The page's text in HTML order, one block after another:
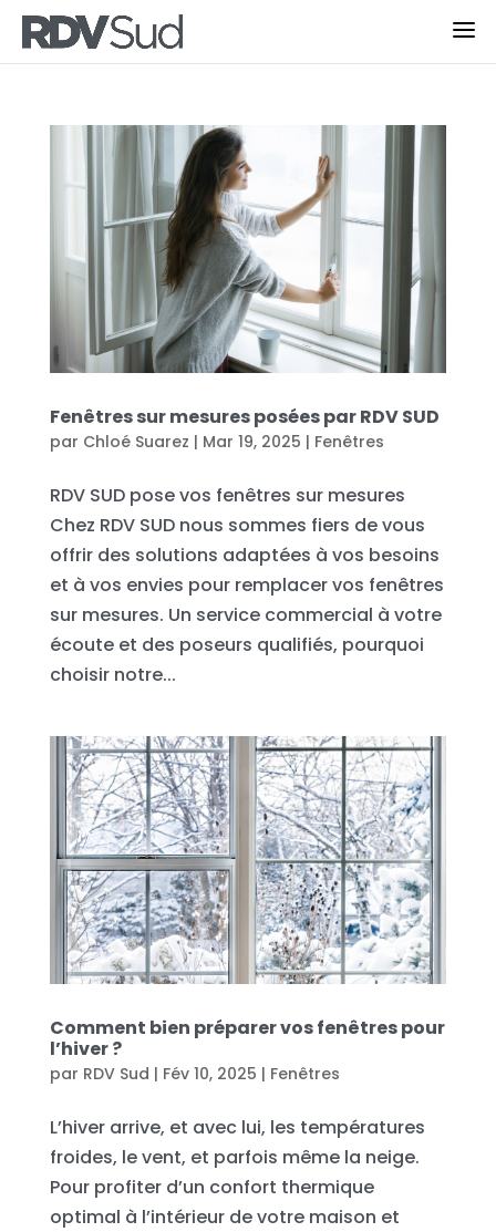
Fenêtres sur mesures posées par RDV SUD
par Chloé Suarez | Mar 19, 2025 | Fenêtres
RDV SUD pose vos fenêtres sur mesures
Chez RDV SUD nous sommes fiers de vous
offrir des solutions adaptées à vos besoins
et à vos envies pour remplacer vos fenêtres
sur mesures. Un service commercial à votre
écoute et des poseurs qualifiés, pourquoi
choisir notre...
Comment bien préparer vos fenêtres pour
l’hiver ?
par RDV Sud | Fév 10, 2025 | Fenêtres
L’hiver arrive, et avec lui, les températures
froides, le vent, et parfois même la neige.
Pour profiter d’un confort thermique
optimal à l’intérieur de votre maison et